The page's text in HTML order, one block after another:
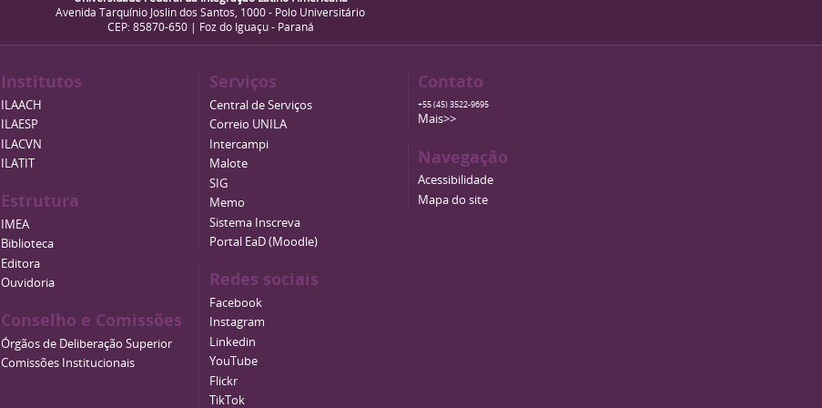
Avenida Tarquínio Joslin dos Santos, 1000 - Polo Universitário
CEP: 85870-650 | Foz do Iguaçu - Paraná
Institutos
ILAACH
ILAESP
ILACVN
ILATIT
Estrutura
IMEA
Biblioteca
Editora
Ouvidoria
Conselho e Comissões
Órgãos de Deliberação Superior
Comissões Institucionais
Serviços
Central de Serviços
Correio UNILA
Intercampi
Malote
SIG
Memo
Sistema Inscreva
Portal EaD (Moodle)
Redes sociais
Facebook
Instagram
Linkedin
YouTube
Flickr
TikTok
Contato
+55 (45) 3522-9695
Mais>>
Navegação
Acessibilidade
Mapa do site